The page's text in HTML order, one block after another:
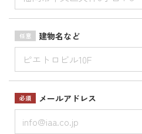
任意 建物名など
必須 メールアドレス